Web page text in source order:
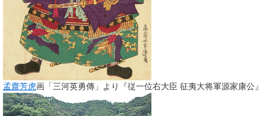
孟齋芳虎画「三河英勇傳」より『従一位右大臣 征夷大将軍源家康公』